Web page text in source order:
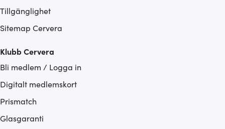
Tillgänglighet
Sitemap Cervera
Klubb Cervera
Bli medlem / Logga in
Digitalt medlemskort
Prismatch
Glasgaranti